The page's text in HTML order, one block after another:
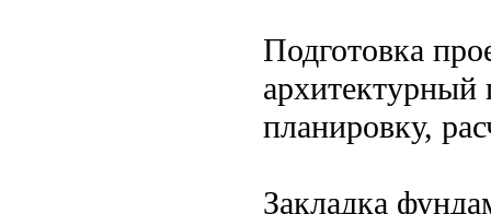
Подготовка
архитектурный
планировку,
Закладка